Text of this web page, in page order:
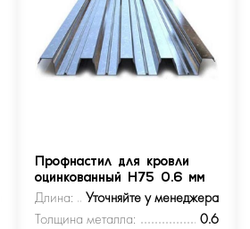
Профнастил для кровли
оцинкованный Н75 0.6 мм
Длина:
Уточняйте у менеджера
Толщина металла:
0.6